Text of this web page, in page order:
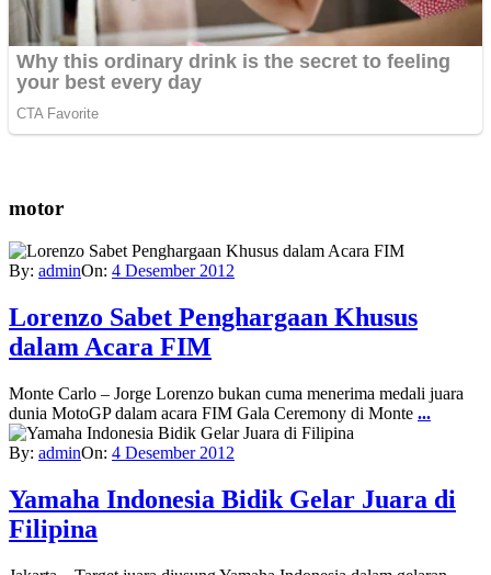
motor
By: adminOn: 4 Desember 2012
Lorenzo Sabet Penghargaan Khusus
dalam Acara FIM
Monte Carlo – Jorge Lorenzo bukan cuma menerima medali juara
dunia MotoGP dalam acara FIM Gala Ceremony di Monte ...
By: adminOn: 4 Desember 2012
Yamaha Indonesia Bidik Gelar Juara di
Filipina